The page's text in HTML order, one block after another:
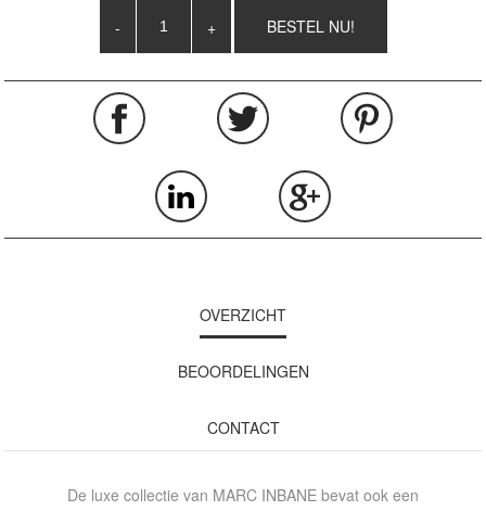
- +
OVERZICHT
BEOORDELINGEN
CONTACT
De luxe collectie van MARC INBANE bevat ook een